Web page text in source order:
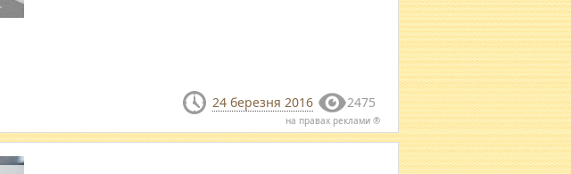
24 березня 2016 2475
на правах реклами ®